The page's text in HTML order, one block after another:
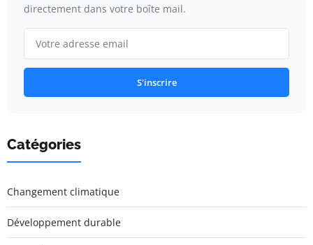
directement dans votre boîte mail.
S'inscrire
Catégories
Changement climatique
Développement durable